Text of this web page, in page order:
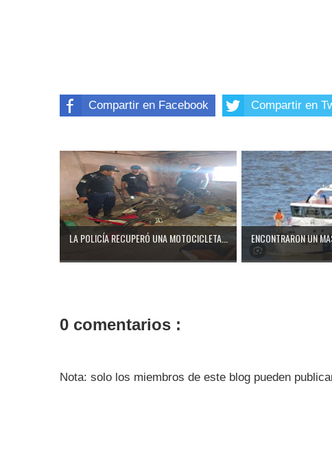
Compartir en Facebook Compartir en
LA POLICÍA RECUPERÓ UNA MOTOCICLETA... ENCONTRARON UN
0 comentarios :
Nota: solo los miembros de este blog pueden